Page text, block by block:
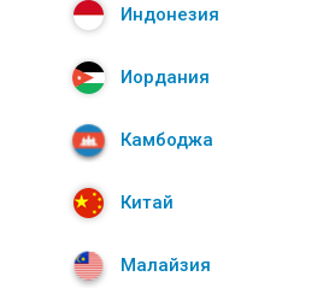
Индонезия
Иордания
Камбоджа
Китай
Малайзия